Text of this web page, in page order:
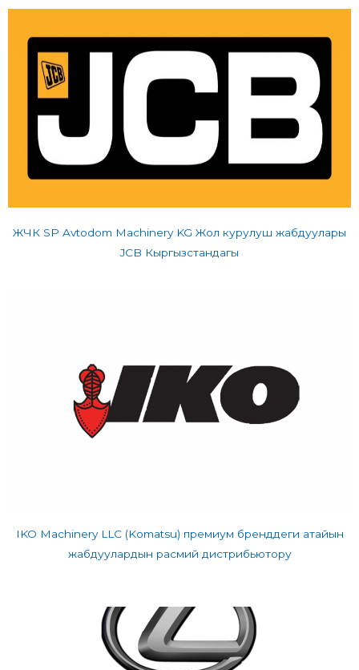
ЖЧК SP Avtodom Machinery KG Жол курулуш жабдуулары
JCB Кыргызстандагы
IKO Machinery LLC (Komatsu) премиум бренддеги атайын
жабдуулардын расмий дистрибьютору